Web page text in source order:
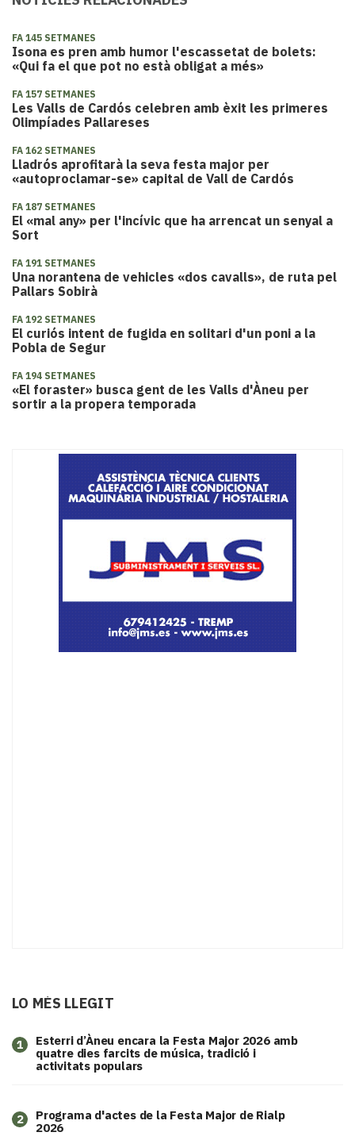
FA 145 SETMANES
Isona es pren amb humor l'escassetat de bolets:
«Qui fa el que pot no està obligat a més»
FA 157 SETMANES
Les Valls de Cardós celebren amb èxit les primeres
Olimpíades Pallareses
FA 162 SETMANES
Lladrós aprofitarà la seva festa major per
«autoproclamar-se» capital de Vall de Cardós
FA 187 SETMANES
El «mal any» per l'incívic que ha arrencat un senyal a
Sort
FA 191 SETMANES
Una norantena de vehicles «dos cavalls», de ruta pel
Pallars Sobirà
FA 192 SETMANES
El curiós intent de fugida en solitari d'un poni a la
Pobla de Segur
FA 194 SETMANES
«El foraster» busca gent de les Valls d'Àneu per
sortir a la propera temporada
LO MÉS LLEGIT
1
Esterri d’Àneu encara la Festa Major 2026 amb
quatre dies farcits de música, tradició i
activitats populars
2
Programa d'actes de la Festa Major de Rialp
2026